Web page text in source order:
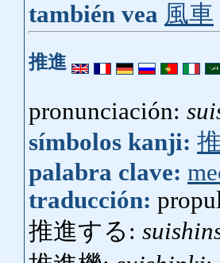
también vea 風車
推進
pronunciación:
símbolos kanji:
palabra clave:
traducción:
推進する: